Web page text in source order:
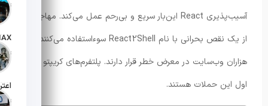
تاریخ
تاریخ
تاریخ
آسیب‌پذیری React این‌بار سریع و بی‌رحم عمل می‌کند. مهاجمان
از یک نقص بحرانی با نام React2Shell سوءاستفاده می‌کنند.
هزاران وب‌سایت در معرض خطر قرار دارند. پلتفرم‌های کریپتو هدف
اول این حملات هستند.